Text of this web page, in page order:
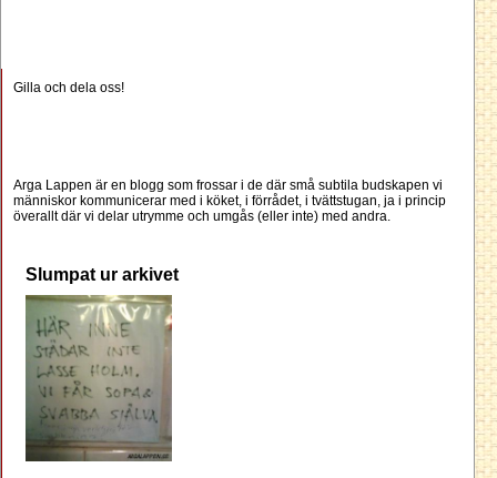
Gilla och dela oss!
Arga Lappen är en blogg som frossar i de där små subtila budskapen vi
människor kommunicerar med i köket, i förrådet, i tvättstugan, ja i princip
överallt där vi delar utrymme och umgås (eller inte) med andra.
Slumpat ur arkivet